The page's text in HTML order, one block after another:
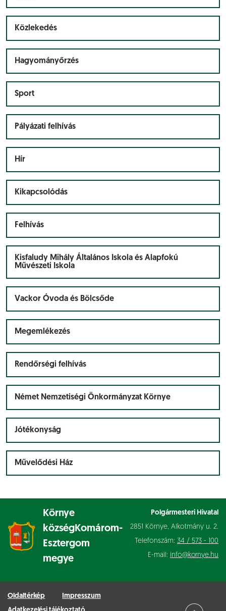
Közlekedés
Hagyományőrzés
Sport
Pályázati felhívás
Hír
Kikapcsolódás
Felhívás
Kisfaludy Mihály Általános Iskola és Alapfokú
Művészeti Iskola
Vackor Óvoda és Bölcsőde
Megemlékezés
Rendőrségi felhívás
Német Nemzetiségi Önkormányzat Környe
Jótékonyság
Művelődési Ház
Környe
községKomárom-
Esztergom
megye
Polgármesteri Hivatal
2851 Környe, Alkotmány u. 2.
Telefonszám: 34 / 573 - 100
E-mail: info@kornye.hu
Oldaltérkép
Impresszum